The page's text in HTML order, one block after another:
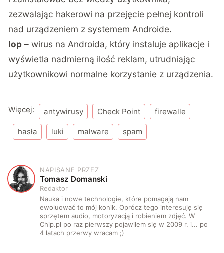
zezwalając hakerowi na przejęcie pełnej kontroli
nad urządzeniem z systemem Androide.
Iop – wirus na Androida, który instaluje aplikacje i
wyświetla nadmierną ilość reklam, utrudniając
użytkownikowi normalne korzystanie z urządzenia.
Więcej: antywirusy Check Point firewalle
hasła luki malware spam
T
NAPISANE PRZEZ
Tomasz Domanski
Redaktor
Nauka i nowe technologie, które pomagają nam
ewoluować to mój konik. Oprócz tego interesuję się
sprzętem audio, motoryzacją i robieniem zdjęć. W
Chip.pl po raz pierwszy pojawiłem się w 2009 r. i... po
4 latach przerwy wracam ;)